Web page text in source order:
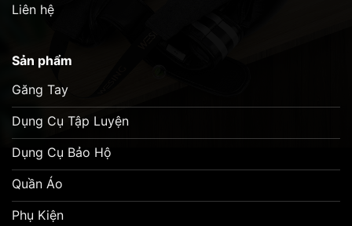
Liên hệ
Sản phẩm
Găng Tay
Dụng Cụ Tập Luyện
Dụng Cụ Bảo Hộ
Quần Áo
Phụ Kiện